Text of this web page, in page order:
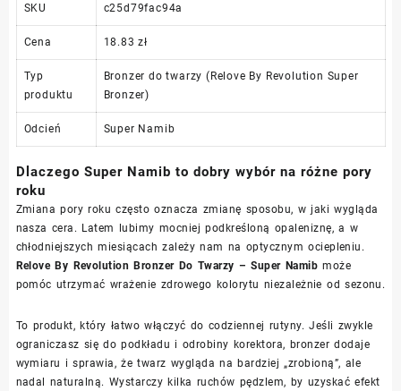
SKU c25d79fac94a
Cena 18.83 zł
Typ
produktu
Bronzer do twarzy (Relove By Revolution Super
Bronzer)
Odcień Super Namib
Dlaczego Super Namib to dobry wybór na różne pory
roku
Zmiana pory roku często oznacza zmianę sposobu, w jaki wygląda
nasza cera. Latem lubimy mocniej podkreśloną opaleniznę, a w
chłodniejszych miesiącach zależy nam na optycznym ociepleniu.
Relove By Revolution Bronzer Do Twarzy – Super Namib może
pomóc utrzymać wrażenie zdrowego kolorytu niezależnie od sezonu.
To produkt, który łatwo włączyć do codziennej rutyny. Jeśli zwykle
ograniczasz się do podkładu i odrobiny korektora, bronzer dodaje
wymiaru i sprawia, że twarz wygląda na bardziej „zrobioną”, ale
nadal naturalną. Wystarczy kilka ruchów pędzlem, by uzyskać efekt